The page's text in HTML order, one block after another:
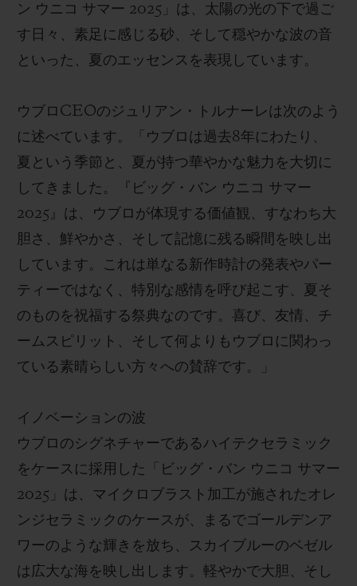
ン ウニコ サマー 2025」は、太陽の光の下で過ご
す日々、素足に感じる砂、そして穏やかな波の音
といった、夏のエッセンスを表現しています。
ウブロCEOのジュリアン・トルナーレは次のよう
に述べています。「ウブロは過去8年にわたり、
夏という季節と、夏が持つ華やかな魅力を大切に
してきました。『ビッグ・バン ウニコ サマー
2025』は、ウブロが体現する価値観、すなわち大
胆さ、鮮やかさ、そして記憶に残る瞬間を映し出
しています。これは単なる新作時計の発表やパー
ティーではなく、特別な感情を呼び起こす、夏そ
のものを祝福する祭典なのです。喜び、友情、チ
ームスピリット、そして何よりもウブロに関わっ
ている素晴らしい方々への賛辞です。」
イノベーションの波
ウブロのシグネチャーであるハイテクセラミック
をケースに採用した「ビッグ・バン ウニコ サマー
2025」は、マイクロブラスト加工が施されたオレ
ンジセラミックのケースが、まるでゴールデンア
ワーのような輝きを放ち、スカイブルーのベゼル
は広大な海を映し出します。軽やかで大胆、そし
ブティック検索